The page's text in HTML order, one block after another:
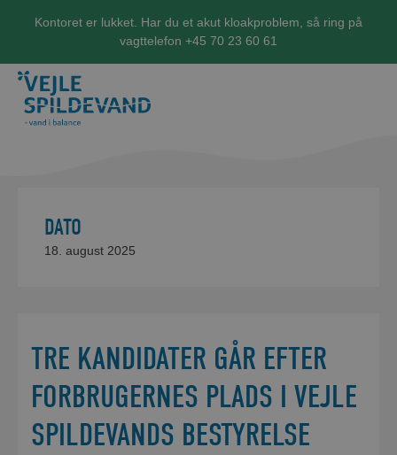
Kontoret er lukket. Har du et akut kloakproblem, så ring på
vagttelefon +45 70 23 60 61
DATO
18. august 2025
TRE KANDIDATER GÅR EFTER
FORBRUGERNES PLADS I VEJLE
SPILDEVANDS BESTYRELSE